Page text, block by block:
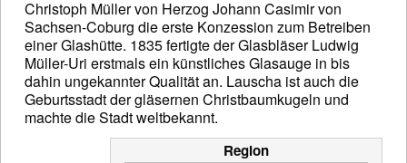
Christoph Müller von Herzog Johann Casimir von
Sachsen-Coburg die erste Konzession zum Betreiben
einer Glashütte. 1835 fertigte der Glasbläser Ludwig
Müller-Uri erstmals ein künstliches Glasauge in bis
dahin ungekannter Qualität an. Lauscha ist auch die
Geburtsstadt der gläsernen Christbaumkugeln und
machte die Stadt weltbekannt.
Region